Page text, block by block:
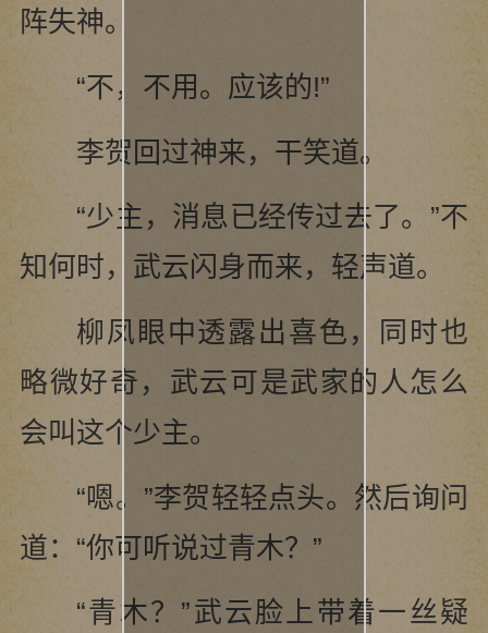
阵失神。
“不，不用。应该的!”
李贺回过神来，干笑道。
“少主，消息已经传过去了。”不
知何时，武云闪身而来，轻声道。
柳凤眼中透露出喜色，同时也
略微好奇，武云可是武家的人怎么
会叫这个少主。
“嗯。”李贺轻轻点头。然后询问
道：“你可听说过青木？”
“青木？”武云脸上带着一丝疑